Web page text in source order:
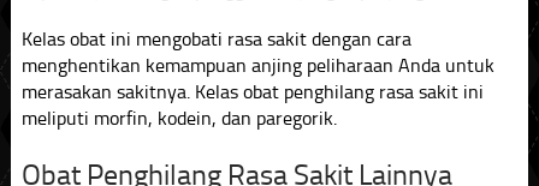
Kelas obat ini mengobati rasa sakit dengan cara
menghentikan kemampuan anjing peliharaan Anda untuk
merasakan sakitnya. Kelas obat penghilang rasa sakit ini
meliputi morfin, kodein, dan paregorik.
Obat Penghilang Rasa Sakit Lainnya